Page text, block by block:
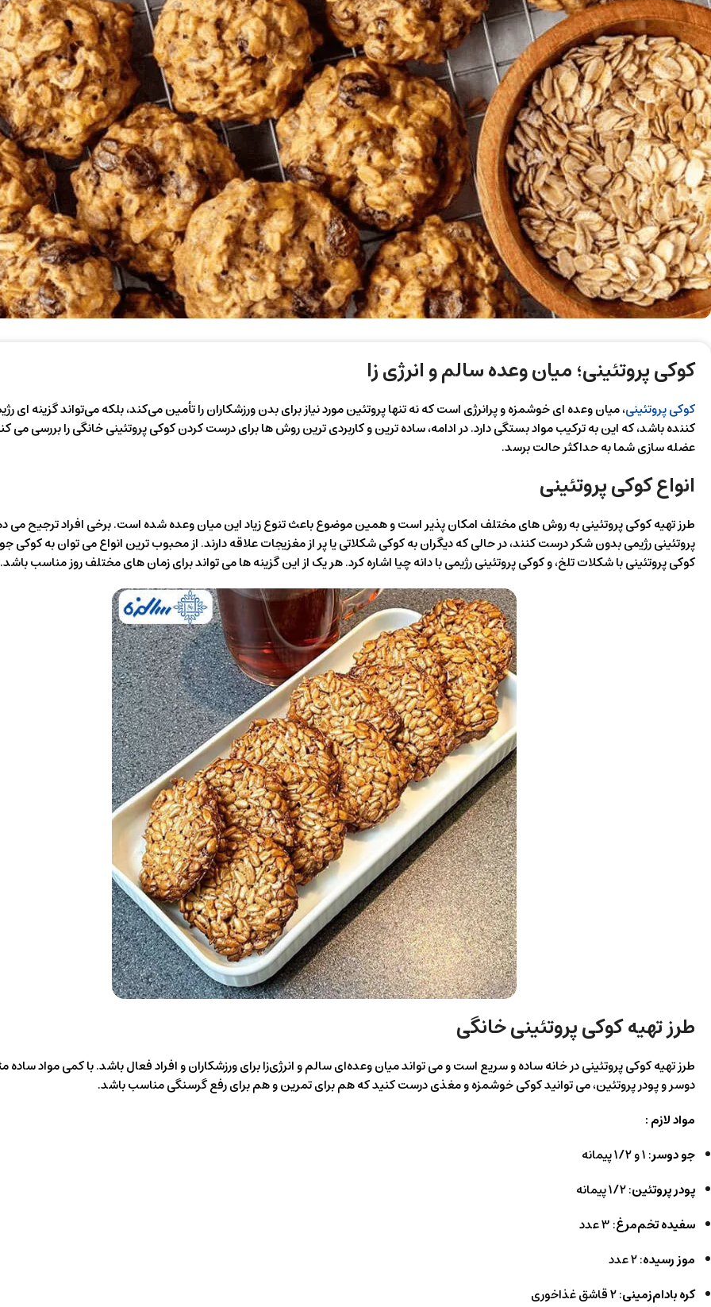
کوکی پروتئینی؛ میان‌ وعده سالم و انرژی‌ زا
کوکی پروتئینی، میان‌ وعده‌ ای خوشمزه و پرانرژی است که نه تنها پروتئین مورد نیاز برای بدن ورزشکاران را تأمین می‌کند، بلکه می‌تواند گزینه‌ ای
کننده باشد، که این به ترکیب مواد بستگی دارد. در ادامه، ساده‌ ترین و کاربردی‌ ترین روش‌ ها برای درست کردن کوکی پروتئینی خانگی را بررسی می‌
عضله‌ سازی شما به حداکثر حالت برسد.
انواع کوکی پروتئینی
طرز تهیه کوکی پروتئینی به روش های مختلف امکان پذیر است و همین موضوع باعث تنوع زیاد این میان وعده شده است. برخی افراد ترجیح می
پروتئینی رژیمی بدون شکر درست کنند، در حالی که دیگران به کوکی شکلاتی یا پر از مغزیجات علاقه دارند. از محبوب ترین انواع می توان به کوکی
کوکی پروتئینی با شکلات تلخ، و کوکی پروتئینی رژیمی با دانه چیا اشاره کرد. هر یک از این گزینه ها می تواند برای زمان های مختلف روز مناسب باشد.
طرز تهیه کوکی پروتئینی خانگی
طرز تهیه کوکی پروتئینی در خانه ساده و سریع است و می‌ تواند میان‌ وعده‌ای سالم و انرژی‌زا برای ورزشکاران و افراد فعال باشد. با کمی مواد ساده
دوسر و پودر پروتئین، می‌ توانید کوکی خوشمزه و مغذی درست کنید که هم برای تمرین و هم برای رفع گرسنگی مناسب باشد.
مواد لازم :
جو دوسر: ۱ و ۱/۲ پیمانه
پودر پروتئین: ۱/۲ پیمانه
سفیده تخم‌مرغ: ۳ عدد
موز رسیده: ۲ عدد
کره بادام‌زمینی: ۲ قاشق غذاخوری